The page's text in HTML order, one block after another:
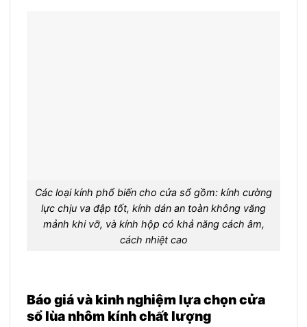
Các loại kính phổ biến cho cửa sổ gồm: kính cường
lực chịu va đập tốt, kính dán an toàn không văng
mảnh khi vỡ, và kính hộp có khả năng cách âm,
cách nhiệt cao
Báo giá và kinh nghiệm lựa chọn cửa
sổ lùa nhôm kính chất lượng